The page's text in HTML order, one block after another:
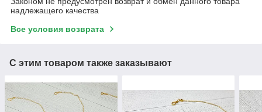
надлежащего качества
Все условия возврата
С этим товаром также заказывают